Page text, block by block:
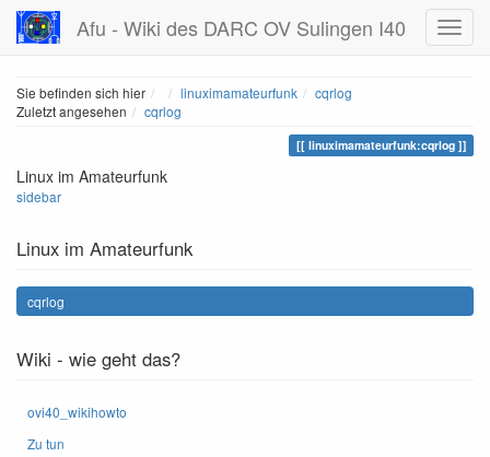
Afu - Wiki des DARC OV Sulingen I40
Sie befinden sich hier Home
linuximamateurfunk
cqrlog
Zuletzt angesehen
cqrlog
linuximamateurfunk:cqrlog
Linux im Amateurfunk
sidebar
Linux im Amateurfunk
cqrlog
Wiki - wie geht das?
ovi40_wikihowto
Zu tun